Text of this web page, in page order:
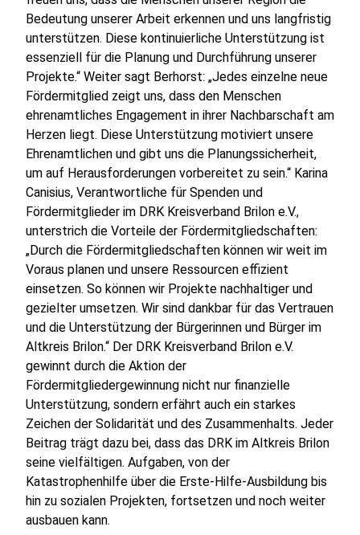
Bedeutung unserer Arbeit erkennen und uns langfristig
unterstützen. Diese kontinuierliche Unterstützung ist
essenziell für die Planung und Durchführung unserer
Projekte.“ Weiter sagt Berhorst: „Jedes einzelne neue
Fördermitglied zeigt uns, dass den Menschen
ehrenamtliches Engagement in ihrer Nachbarschaft am
Herzen liegt. Diese Unterstützung motiviert unsere
Ehrenamtlichen und gibt uns die Planungssicherheit,
um auf Herausforderungen vorbereitet zu sein.“ Karina
Canisius, Verantwortliche für Spenden und
Fördermitglieder im DRK Kreisverband Brilon e.V.,
unterstrich die Vorteile der Fördermitgliedschaften:
„Durch die Fördermitgliedschaften können wir weit im
Voraus planen und unsere Ressourcen effizient
einsetzen. So können wir Projekte nachhaltiger und
gezielter umsetzen. Wir sind dankbar für das Vertrauen
und die Unterstützung der Bürgerinnen und Bürger im
Altkreis Brilon.“ Der DRK Kreisverband Brilon e.V.
gewinnt durch die Aktion der
Fördermitgliedergewinnung nicht nur finanzielle
Unterstützung, sondern erfährt auch ein starkes
Zeichen der Solidarität und des Zusammenhalts. Jeder
Beitrag trägt dazu bei, dass das DRK im Altkreis Brilon
seine vielfältigen. Aufgaben, von der
Katastrophenhilfe über die Erste-Hilfe-Ausbildung bis
hin zu sozialen Projekten, fortsetzen und noch weiter
ausbauen kann.